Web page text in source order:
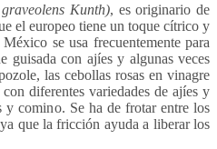
Kunth), es originario de
el europeo tiene un toque cítrico y
se usa frecuentemente para
guisada con ajíes y algunas veces
las cebollas rosas en vinagre
diferentes variedades de ajíes y
y comino. Se ha de frotar entre los
que la fricción ayuda a liberar los